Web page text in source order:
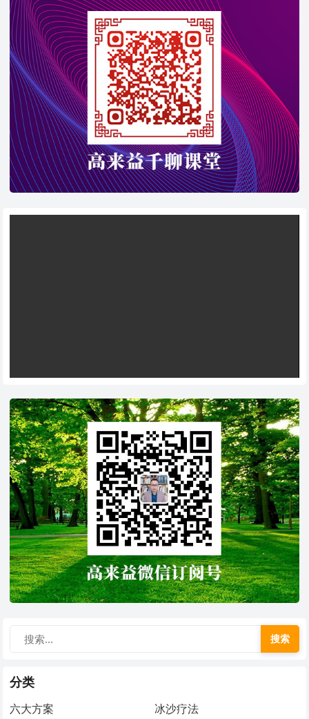
搜索
分类
六大方案 冰沙疗法